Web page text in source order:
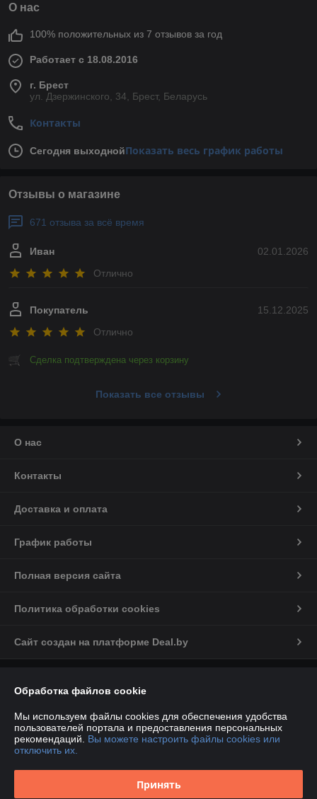
О нас
100% положительных из 7 отзывов за год
Работает с 18.08.2016
г. Брест
ул. Дзержинского, 34, Брест, Беларусь
Контакты
Сегодня выходнойПоказать весь график работы
Отзывы о магазине
671 отзыва за всё время
02.01.2026
Иван
Отлично
15.12.2025
Покупатель
Отлично
Сделка подтверждена через корзину
Показать все отзывы
О нас
Контакты
Доставка и оплата
График работы
Полная версия сайта
Политика обработки cookies
Сайт создан на платформе Deal.by
224012, РБ, Брестская обл., г. Брест, ул. Дзержинского, д.34, пом.№41
Регистрационный номер ЕГР: 290468380
Регистрационный орган: Брестский районный исполнительный
Обработка файлов cookie
Мы используем файлы cookies для обеспечения удобства
пользователей портала и предоставления персональных
рекомендаций. Вы можете настроить файлы cookies или
отключить их.
Принять